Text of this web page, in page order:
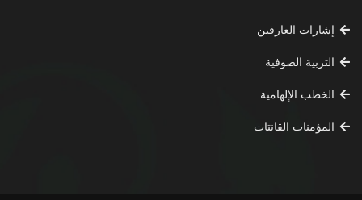
إشارات العارفين
التربية الصوفية
الخطب الإلهامية
المؤمنات القانتات